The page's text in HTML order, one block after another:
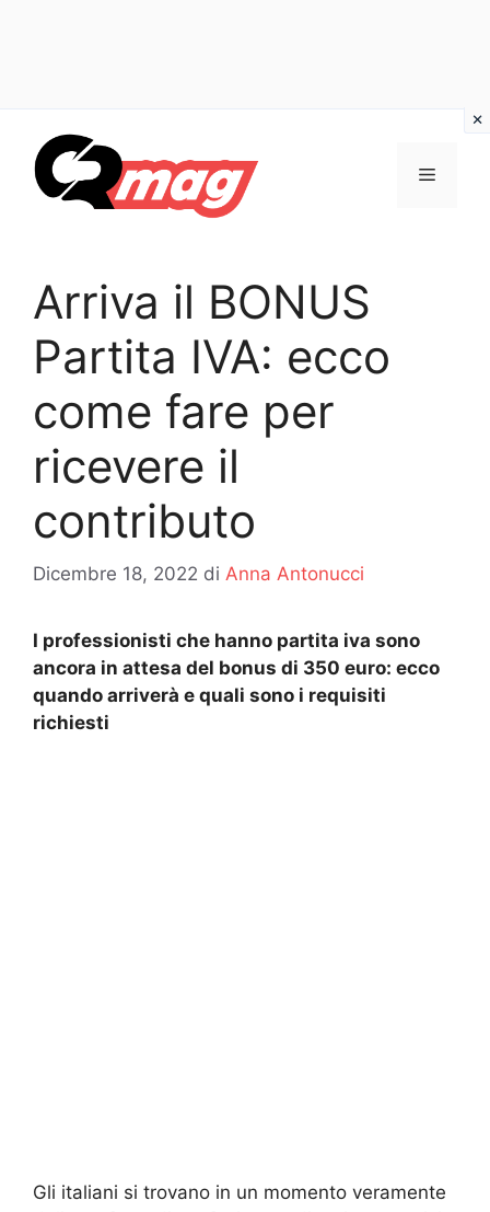
contenuto
Menu
Arriva il BONUS
Partita IVA: ecco
come fare per
ricevere il
contributo
Dicembre 18, 2022 di Anna Antonucci
I professionisti che hanno partita iva sono
ancora in attesa del bonus di 350 euro: ecco
quando arriverà e quali sono i requisiti
richiesti
Gli italiani si trovano in un momento veramente